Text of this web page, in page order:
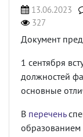
13.06.2023
327
Документ
1 сентября
должностей
основные
В перечень